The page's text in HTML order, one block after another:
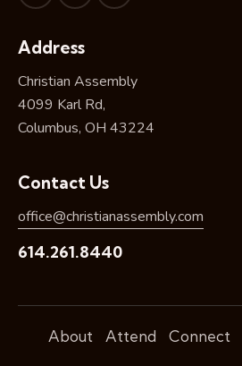
Address
Christian Assembly
4099 Karl Rd,
Columbus, OH 43224
Contact Us
office@christianassembly.com
614.261.8440
About Attend Connect